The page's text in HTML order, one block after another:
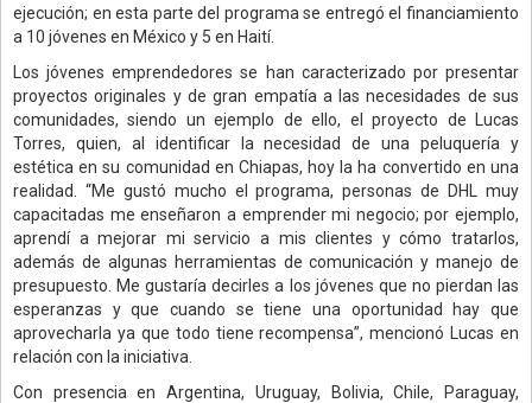
ejecución; en esta parte del programa se entregó el financiamiento
a 10 jóvenes en México y 5 en Haití.
Los jóvenes emprendedores se han caracterizado por presentar
proyectos originales y de gran empatía a las necesidades de sus
comunidades, siendo un ejemplo de ello, el proyecto de Lucas
Torres, quien, al identificar la necesidad de una peluquería y
estética en su comunidad en Chiapas, hoy la ha convertido en una
realidad. “Me gustó mucho el programa, personas de DHL muy
capacitadas me enseñaron a emprender mi negocio; por ejemplo,
aprendí a mejorar mi servicio a mis clientes y cómo tratarlos,
además de algunas herramientas de comunicación y manejo de
presupuesto. Me gustaría decirles a los jóvenes que no pierdan las
esperanzas y que cuando se tiene una oportunidad hay que
aprovecharla ya que todo tiene recompensa”, mencionó Lucas en
relación con la iniciativa.
Con presencia en Argentina, Uruguay, Bolivia, Chile, Paraguay,